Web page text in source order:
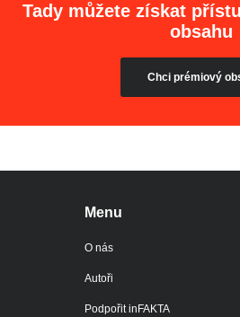
Tady můžete získat
obsahu
Chci prémiový
Menu
O nás
Autoři
Podpořit inFAKTA